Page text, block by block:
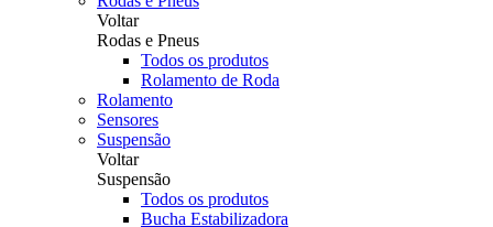
Voltar
Rodas e Pneus
Todos os produtos
Rolamento de Roda
Rolamento
Sensores
Suspensão
Voltar
Suspensão
Todos os produtos
Bucha Estabilizadora